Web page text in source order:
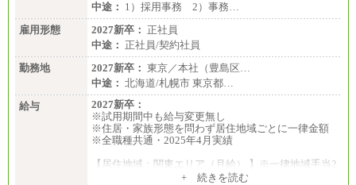
中途： 1）採用事務 2）事務…
雇用形態
2027新卒： 正社員
中途： 正社員/契約社員
勤務地
2027新卒： 東京／本社（豊島区…
中途： 北海道/札幌市 東京都…
給与
2027新卒：
※試用期間中も給与変更無し
※住居・家族形態を問わず居住地域ごとに一律金額
※全職種共通・2025年4月実績
【居住地域：関東エリア（月給） 】※一律地域手当2
+ 続きを読む